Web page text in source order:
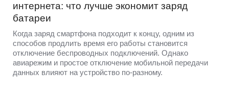
интернета: что лучше экономит заряд
батареи
Когда заряд смартфона подходит к концу, одним из
способов продлить время его работы становится
отключение беспроводных подключений. Однако
авиарежим и простое отключение мобильной передачи
данных влияют на устройство по-разному.